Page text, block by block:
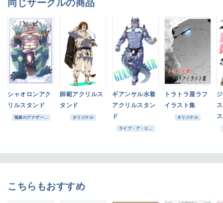
同じサークルの商品
シャオロンアク
リルスタンド
龍脈のアナザー...
師範アクリルス
タンド
オリジナル
ギアンサル水着
アクリルスタン
ド
ライブ・ア・ヒ...
トラトラ屋ラフ
イラスト集
オリジナル
こちらもおすすめ